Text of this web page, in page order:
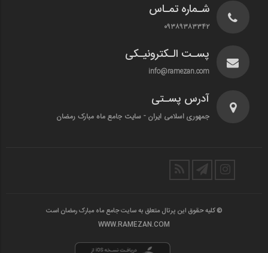
شـماره تمـاس
۰۹۳۸۹۳۸۳۳۴۲
پسـت الـکترونیـکی
info@ramezan.com
آدرس پسـتی
جمهوری اسلامی ایران - سایت جامع ماه مبارک رمضان
© کلیه حقوق این پرتال متعلق به سایت جامع ماه مبارک رمضان است
WWW.RAMEZAN.COM